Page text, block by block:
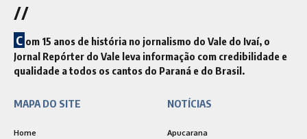
//
C om 15 anos de história no jornalismo do Vale do Ivaí, o
Jornal Repórter do Vale leva informação com credibilidade e
qualidade a todos os cantos do Paraná e do Brasil.
MAPA DO SITE
Home
NOTÍCIAS
Apucarana